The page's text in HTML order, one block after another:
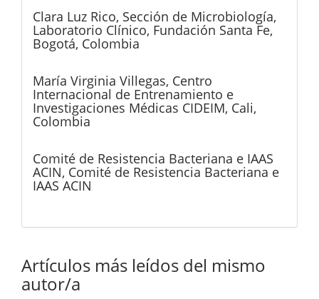
Clara Luz Rico, Sección de Microbiología,
Laboratorio Clínico, Fundación Santa Fe,
Bogotá, Colombia
María Virginia Villegas, Centro
Internacional de Entrenamiento e
Investigaciones Médicas CIDEIM, Cali,
Colombia
Comité de Resistencia Bacteriana e IAAS
ACIN, Comité de Resistencia Bacteriana e
IAAS ACIN
Artículos más leídos del mismo
autor/a